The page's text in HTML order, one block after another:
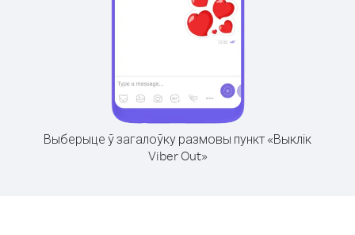
Выберыце ў загалоўку размовы пункт «Выклік
Viber Out»